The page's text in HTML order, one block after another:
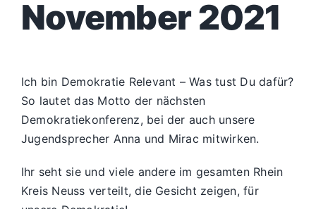
November 2021
Ich bin Demokratie Relevant – Was tust Du dafür?
So lautet das Motto der nächsten
Demokratiekonferenz, bei der auch unsere
Jugendsprecher Anna und Mirac mitwirken.
Ihr seht sie und viele andere im gesamten Rhein
Kreis Neuss verteilt, die Gesicht zeigen, für